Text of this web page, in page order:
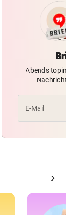
Abends
E-Mail
chevron_right